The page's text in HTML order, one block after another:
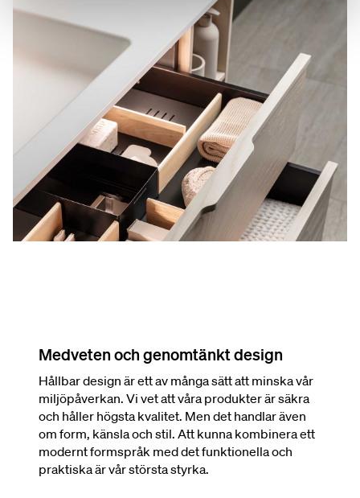
Medveten och genomtänkt design
Hållbar design är ett av många sätt att minska vår
miljöpåverkan. Vi vet att våra produkter är säkra
och håller högsta kvalitet. Men det handlar även
om form, känsla och stil. Att kunna kombinera ett
modernt formspråk med det funktionella och
praktiska är vår största styrka.